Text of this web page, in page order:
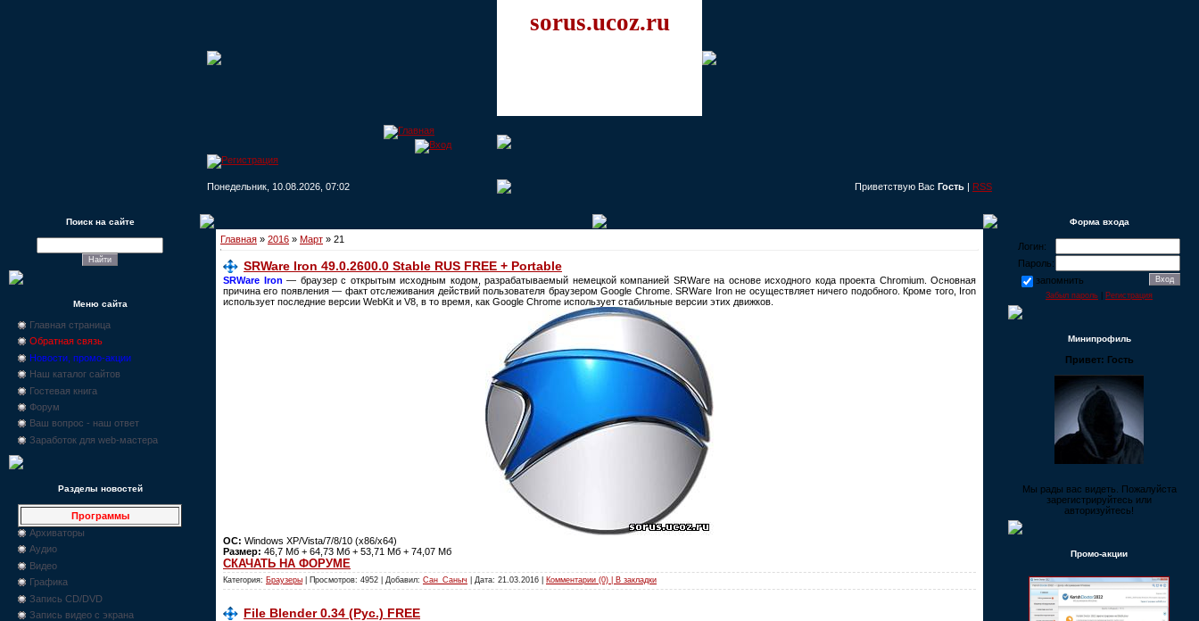
sorus.ucoz.ru
Понедельник, 10.08.2026, 07:02 Приветствую Вас Гость | RSS
Поиск на сайте
Меню сайта
Главная страница
Обратная связь
Новости, промо-акции
Наш каталог сайтов
Гостевая книга
Форум
Ваш вопрос - наш ответ
Заработок для web-мастера
Разделы новостей
Программы
Архиваторы
Аудио
Видео
Графика
Запись CD/DVD
Запись видео с экрана
Главная » 2016 » Март » 21
SRWare Iron 49.0.2600.0 Stable RUS FREE + Portable
SRWare Iron — браузер с открытым исходным кодом, разрабатываемый немецкой компанией SRWare на основе исходного кода проекта Chromium. Основная
причина его появления — факт отслеживания действий пользователя браузером Google Chrome. SRWare Iron не осуществляет ничего подобного. Кроме того, Iron
использует последние версии WebKit и V8, в то время, как Google Chrome использует стабильные версии этих движков.
ОС: Windows XP/Vista/7/8/10 (x86/x64)
Размер: 46,7 Мб + 64,73 Мб + 53,71 Мб + 74,07 Мб
СКАЧАТЬ НА ФОРУМЕ
Категория: Браузеры | Просмотров: 4952 | Добавил: Сан_Саныч | Дата: 21.03.2016 Комментарии (0) | В закладки
File Blender 0.34 (Рус.) FREE
Форма входа
Логин:
Пароль:
запомнить
Забыл пароль Регистрация
Минипрофиль
Привет: Гость
Мы рады вас видеть. Пожалуйста
зарегистрируйтесь или
авторизуйтесь!
Промо-акции